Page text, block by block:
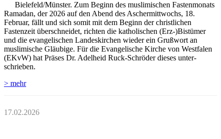
Bielefeld/Münster. Zum Beginn des muslimischen Fastenmonats
Ramadan, der 2026 auf den Abend des Aschermittwochs, 18.
Februar, fällt und sich somit mit dem Beginn der christlichen
Fastenzeit überschneidet, richten die katholischen (Erz-)Bistümer
und die evangelischen Landeskirchen wieder ein Grußwort an
muslimische Gläubige. Für die Evangelische Kirche von Westfalen
(EKvW) hat Präses Dr. Adelheid Ruck-Schröder dieses unter-
schrieben.
> mehr
17.02.2026